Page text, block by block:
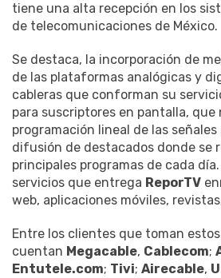
tiene una alta recepción en los
de telecomunicaciones de México.
Se destaca, la incorporación de
de las plataformas analógicas y
cableras que conforman su
para suscriptores en pantalla, que
programación lineal de las
difusión de destacados donde se
principales programas de cada
servicios que entrega ReporTV
web, aplicaciones móviles,
Entre los clientes que toman
cuentan Megacable, Cablecom;
Entutele.com; Tivi; Airecable,